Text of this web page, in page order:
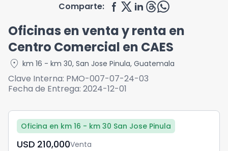
Comparte:
Oficinas en venta y renta en
Centro Comercial en CAES
location_on km 16 - km 30, San Jose Pinula, Guatemala
Clave Interna: PMO-007-07-24-03
Fecha de Entrega: 2024-12-01
Oficina en km 16 - km 30 San Jose Pinula
USD	210,000Venta